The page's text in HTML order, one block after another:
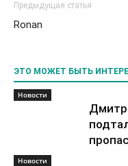
Предыдущая статья
Ronan
ЭТО МОЖЕТ БЫТЬ
Новости
Новости